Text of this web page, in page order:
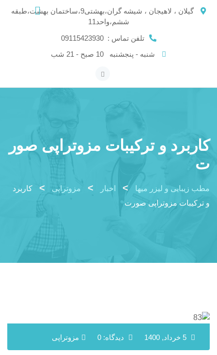
گیلان ، لاهیجان ، شیشه گران،بهشتی9،ساختمان بهشت،طبقه
ششم،واحد11
تلفن تماس :09115423930
شنبه - پنجشنبه
کاربرد و ترکیبات مزوتراپی صور
ت
مطب زیبایی و لیزر میها > اخبار > مزوتراپی >
کاربرد
و ترکیبات مزوتراپی صورت
دیدگاه: 0 مزوتراپی